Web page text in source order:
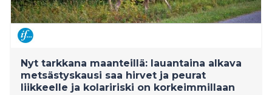
Nyt tarkkana maanteillä: lauantaina alkava
metsästyskausi saa hirvet ja peurat
liikkeelle ja kolaririski on korkeimmillaan